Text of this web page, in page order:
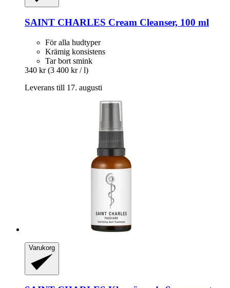
SAINT CHARLES Cream Cleanser, 100 ml
För alla hudtyper
Krämig konsistens
Tar bort smink
340 kr (3 400 kr / l)
Leverans till 17. augusti
Varukorg